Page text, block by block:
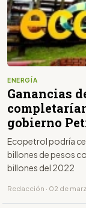
ENERGÍA
Ganancias
gobierno
Ecopetrol podría
billones de pesos
billones del 2022
Redacción · 02 de